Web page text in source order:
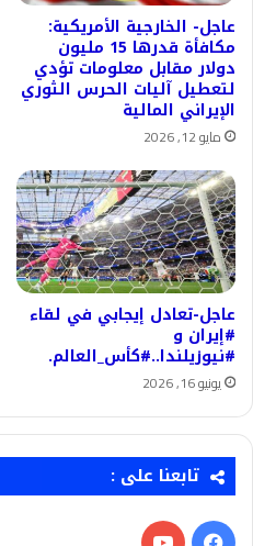
عاجل- الخارجية الأمريكية:
مكافأة قدرها 15 مليون
دولار مقابل معلومات تؤدي
لتعطيل آليات الحرس الثوري
الإيراني المالية
مايو 12, 2026
عاجل-تعادل إيجابي في لقاء
#إيران و
#نيوزيلندا..#كأس_العالم.
يونيو 16, 2026
تابعنا على :